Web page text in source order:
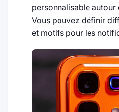
personnalisable autour
Vous pouvez définir
et motifs pour les